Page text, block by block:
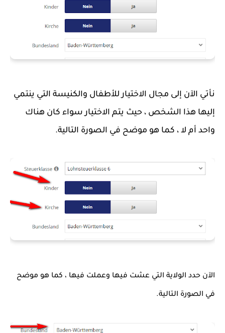
واحد أم لا ، كما هو موضح في الصورة التالية.
في الصورة التالية.